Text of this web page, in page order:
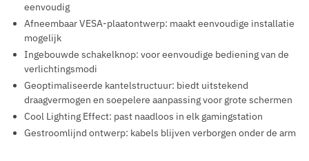
eenvoudig
Afneembaar VESA-plaatontwerp: maakt eenvoudige installatie
mogelijk
Ingebouwde schakelknop: voor eenvoudige bediening van de
verlichtingsmodi
Geoptimaliseerde kantelstructuur: biedt uitstekend
draagvermogen en soepelere aanpassing voor grote schermen
Cool Lighting Effect: past naadloos in elk gamingstation
Gestroomlijnd ontwerp: kabels blijven verborgen onder de arm